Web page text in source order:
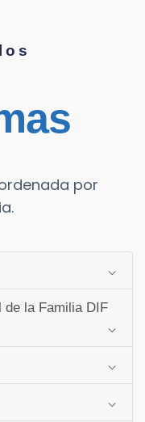
por
de la Familia DIF